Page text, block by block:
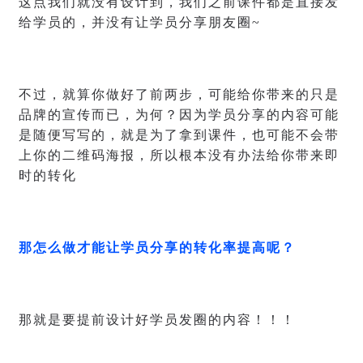
给学员的，并没有让学员分享朋友圈~
不过，就算你做好了前两步，可能给你带来的只是
品牌的宣传而已，为何？因为学员分享的内容可能
是随便写写的，就是为了拿到课件，也可能不会带
上你的二维码海报，所以根本没有办法给你带来即
时的转化
那怎么做才能让学员分享的转化率提高呢？
那就是要提前设计好学员发圈的内容！！！